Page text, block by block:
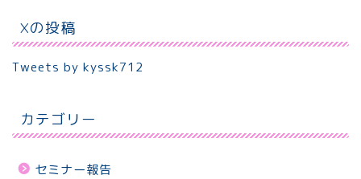
Xの投稿
Tweets by kyssk712
カテゴリー
セミナー報告